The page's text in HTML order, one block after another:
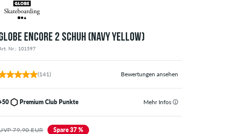
der Kategorie „Sale". Der Gutschein ist nicht mit anderen Rabattgutscheinen
ENCORE 2 SCHUH (NAVY YELLOW)
Nr.: 101597
(141) Bewertungen ansehen
Premium Club Punkte Mehr Infos
79,90 EUR Spare 37 %